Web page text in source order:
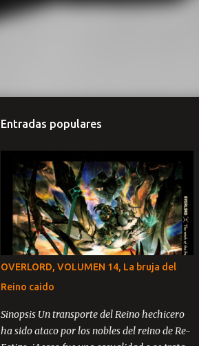
Entradas populares
OVERLORD, VOLUMEN 14, La bruja del
Reino caido
Sinopsis Un transporte del Reino hechicero
ha sido ataco por los nobles del reino de Re-